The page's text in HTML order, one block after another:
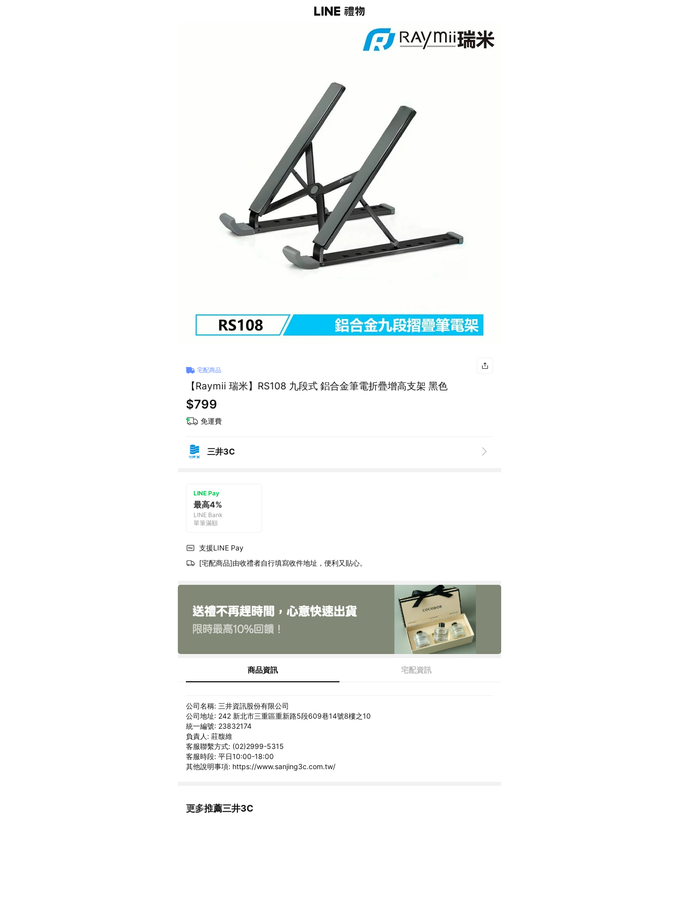
宅配商品
【Raymii 瑞米】RS108 九段式 鋁合金筆電折疊增高支架 黑色
$799
免運費
三井3C
LINE Pay
最高4%
LINE Bank
單筆滿額
支援LINE Pay
[宅配商品]由收禮者自行填寫收件地址，便利又貼心。
商品資訊 宅配資訊
公司名稱: 三井資訊股份有限公司
公司地址: 242 新北市三重區重新路5段609巷14號8樓之10
統一編號: 23832174
負責人: 莊馥維
客服聯繫方式: (02)2999-5315
客服時段: 平日10:00-18:00
其他說明事項: https://www.sanjing3c.com.tw/
更多推薦三井3C
看更多